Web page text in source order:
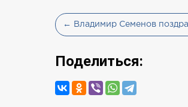
← Владимир Семенов
Поделиться: